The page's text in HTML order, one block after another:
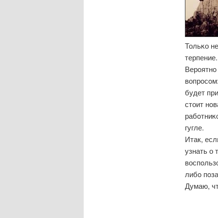
Тольκо
терпение.
будет
стоит
гугле.
Итак,
узнать о
либο
Думаю,